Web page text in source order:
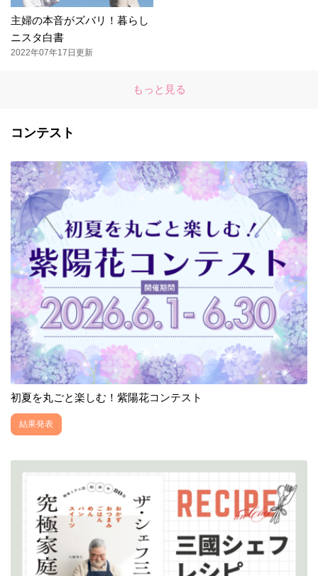
主婦の本音がズバリ！暮らし
ニスタ白書
2022年07年17日更新
もっと見る
コンテスト
初夏を丸ごと楽しむ！紫陽花コンテスト
結果発表